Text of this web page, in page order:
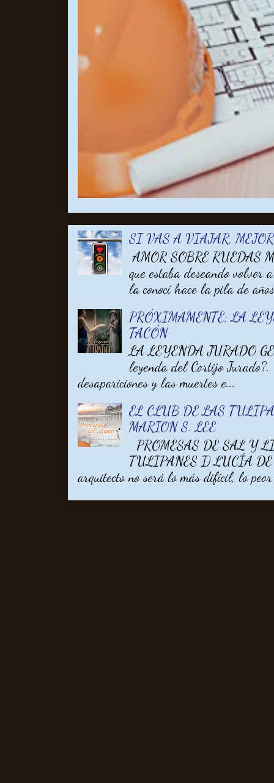
SI VAS A VIAJAR,
AMOR SOBRE RUEDAS
que estaba deseando volver
la conocí hace la pila de
PRÓXIMAMENTE; LA
TACÓN
LA LEYENDA JURADO
leyenda del Cortijo
desapariciones y las muertes e...
EL CLUB DE LAS
MARION S. LEE
PROMESAS DE SAL Y
TULIPANES I) LUCÍA DE
arquitecto no será lo más difícil, lo